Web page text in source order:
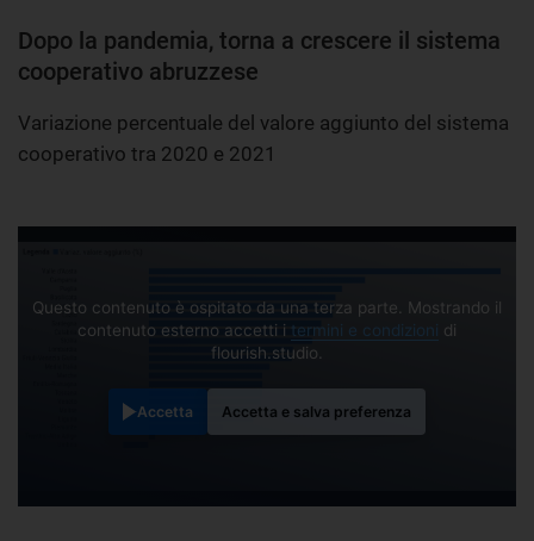
Dopo la pandemia, torna a crescere il sistema
cooperativo abruzzese
Variazione percentuale del valore aggiunto del sistema
cooperativo tra 2020 e 2021
Questo contenuto è ospitato da una terza parte. Mostrando il
contenuto esterno accetti i termini e condizioni di
flourish.studio.
Accetta Accetta e salva preferenza